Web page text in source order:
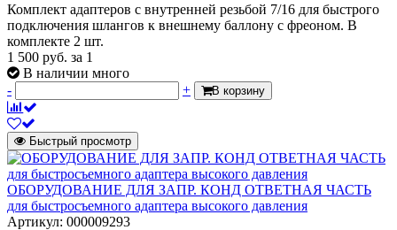
Комплект адаптеров с внутренней резьбой 7/16 для быстрого
подключения шлангов к внешнему баллону с фреоном. В
комплекте 2 шт.
1 500 руб. за 1
В наличии много
-
+ В корзину
Быстрый просмотр
ОБОРУДОВАНИЕ ДЛЯ ЗАПР. КОНД ОТВЕТНАЯ ЧАСТЬ
для быстросъемного адаптера высокого давления
Артикул: 000009293